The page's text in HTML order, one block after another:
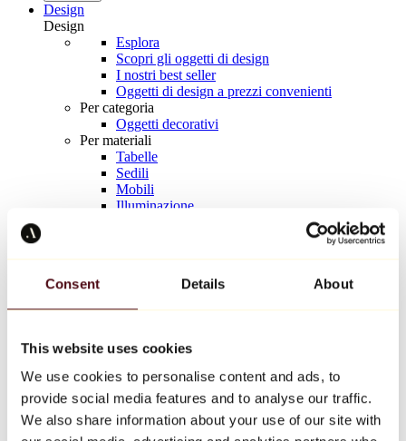
Consent Details About
This website uses cookies
We use cookies to personalise content and ads, to
provide social media features and to analyse our traffic.
We also share information about your use of our site with
Design
Design
Esplora
Scopri gli oggetti di design
I nostri best seller
Oggetti di design a prezzi convenienti
Per categoria
Oggetti decorativi
Per materiali
Tabelle
Sedili
Mobili
Illuminazione
Keith Haring
Tutti i designer
Opera della settimana